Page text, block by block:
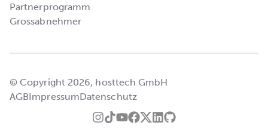
Partnerprogramm
Grossabnehmer
© Copyright 2026, hosttech GmbH
AGBImpressumDatenschutz